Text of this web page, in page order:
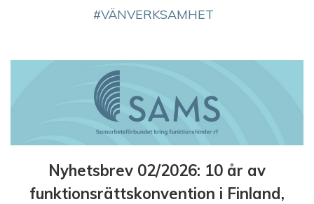
VÄNVERKSAMHET
Nyhetsbrev 02/2026: 10 år av
funktionsrättskonvention i Finland,